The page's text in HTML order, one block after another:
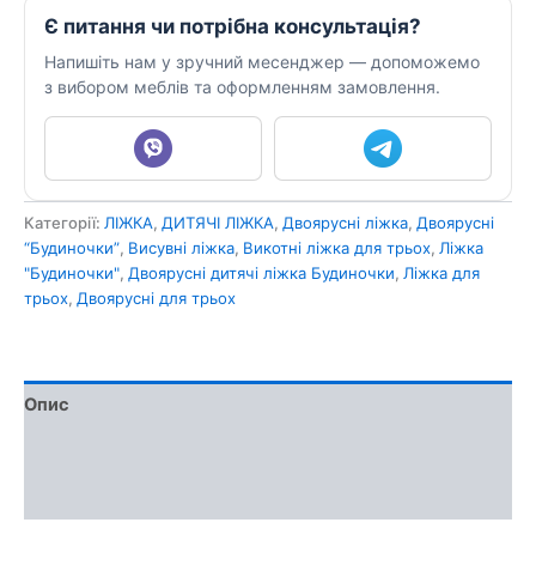
Є питання чи потрібна консультація?
Напишіть нам у зручний месенджер — допоможемо
з вибором меблів та оформленням замовлення.
Категорії: ЛІЖКА, ДИТЯЧІ ЛІЖКА, Двоярусні ліжка, Двоярусні
“Будиночки”, Висувні ліжка, Викотні ліжка для трьох, Ліжка
"Будиночки", Двоярусні дитячі ліжка Будиночки, Ліжка для
трьох, Двоярусні для трьох
Опис